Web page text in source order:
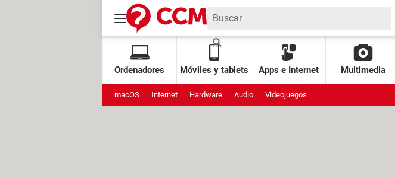
Ordenadores Móviles y tablets Apps e Internet Multimedia
macOS Internet Hardware Audio Videojuegos